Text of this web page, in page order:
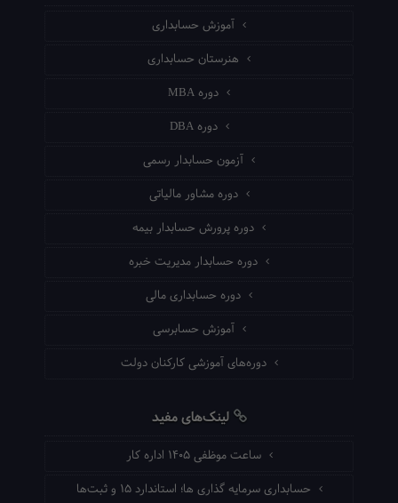
آموزش حسابداری
هنرستان حسابداری
دوره MBA
دوره DBA
آزمون حسابدار رسمی
دوره مشاور مالیاتی
دوره پرورش حسابدار بیمه
دوره حسابدار مدیریت خبره
دوره حسابداری مالی
آموزش حسابرسی
دوره‌های آموزشی کارکنان دولت
لینک‌های مفید
ساعت موظفی ۱۴۰۵ اداره کار
حسابداری سرمایه گذاری ها؛ استاندارد ۱۵ و ثبت‌ها